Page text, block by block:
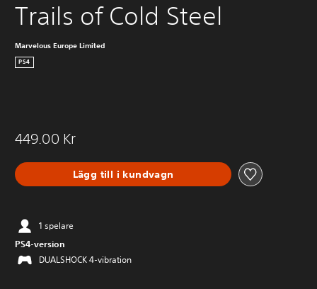
Trails of Cold Steel
Marvelous Europe Limited
PS4
449.00 Kr
Lägg till i kundvagn
1 spelare
PS4-version
DUALSHOCK 4-vibration